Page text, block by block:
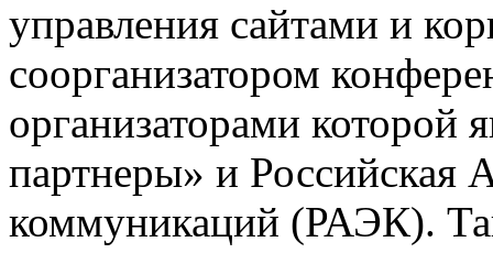
управления сайтами и
соорганизатором
организаторами
партнеры» и Российская
коммуникаций (РАЭК).